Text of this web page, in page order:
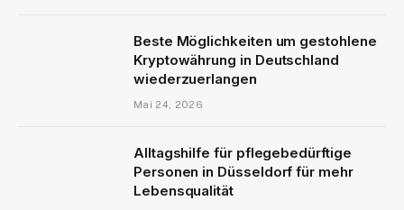
Beste Möglichkeiten um gestohlene
Kryptowährung in Deutschland
wiederzuerlangen
Mai 24, 2026
Alltagshilfe für pflegebedürftige
Personen in Düsseldorf für mehr
Lebensqualität